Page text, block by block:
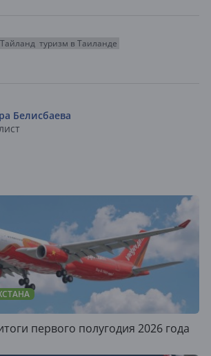
Тайланд туризм в Таиланде
Белисбаева
первого полугодия 2026 года